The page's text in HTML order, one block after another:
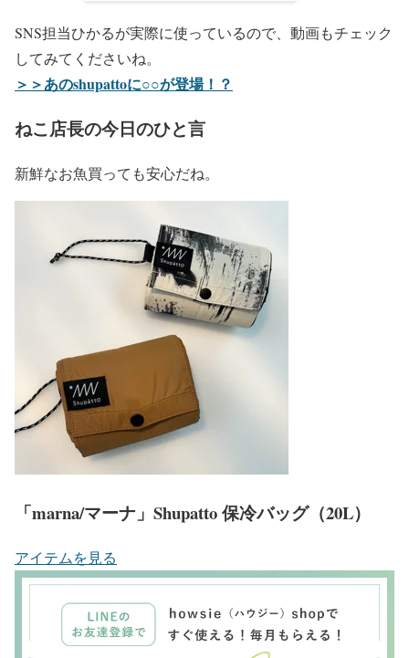
SNS担当ひかるが実際に使っているので、動画もチェック
してみてくださいね。
＞＞あのshupattoに○○が登場！？
ねこ店長の今日のひと言
新鮮なお魚買っても安心だね。
「marna/マーナ」Shupatto 保冷バッグ（20L）
アイテムを見る